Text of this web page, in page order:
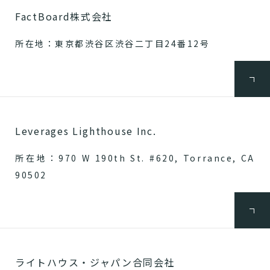
FactBoard株式会社
所在地：東京都渋谷区渋谷二丁目24番12号
Leverages Lighthouse Inc.
所在地：970 W 190th St. #620, Torrance, CA
90502
ライトハウス・ジャパン合同会社